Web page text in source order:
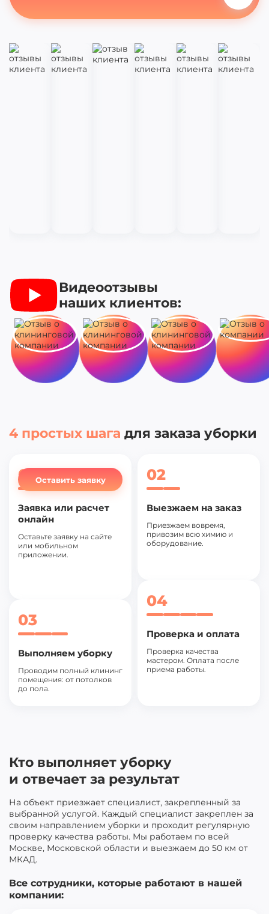
Видеоотзывы
наших клиентов:
4 простых шага для заказа уборки
01
Заявка или расчет
онлайн
Оставьте заявку на сайте
или мобильном
приложении.
Оставить заявку
03
Выполняем уборку
Проводим полный клининг
помещения: от потолков
до пола.
02
Выезжаем на заказ
Приезжаем вовремя,
привозим всю химию и
оборудование.
04
Проверка и оплата
Проверка качества
мастером. Оплата после
приема работы.
Кто выполняет уборку
и отвечает за результат
На объект приезжает специалист, закрепленный за
выбранной услугой. Каждый специалист закреплен за
своим направлением уборки и проходит регулярную
проверку качества работы. Мы работаем по всей
Москве, Московской области и выезжаем до 50 км от
МКАД.
Все сотрудники, которые работают в нашей
компании: